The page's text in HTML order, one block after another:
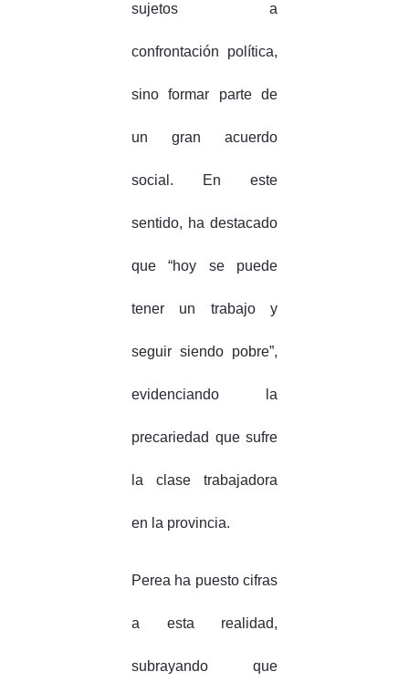
sujetos a
confrontación política,
sino formar parte de
un gran acuerdo
social. En este
sentido, ha destacado
que “hoy se puede
tener un trabajo y
seguir siendo pobre”,
evidenciando la
precariedad que sufre
la clase trabajadora
en la provincia.
Perea ha puesto cifras
a esta realidad,
subrayando que